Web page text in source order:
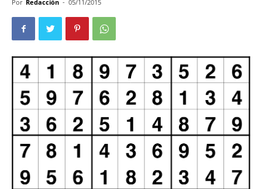
Por Redacción - 05/11/2015